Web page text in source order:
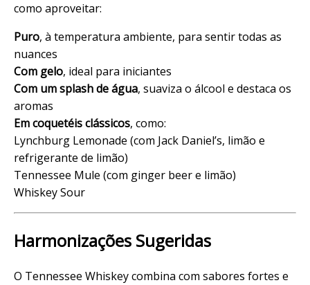
como aproveitar:
Puro, à temperatura ambiente, para sentir todas as
nuances
Com gelo, ideal para iniciantes
Com um splash de água, suaviza o álcool e destaca os
aromas
Em coquetéis clássicos, como:
Lynchburg Lemonade (com Jack Daniel’s, limão e
refrigerante de limão)
Tennessee Mule (com ginger beer e limão)
Whiskey Sour
Harmonizações Sugeridas
O Tennessee Whiskey combina com sabores fortes e